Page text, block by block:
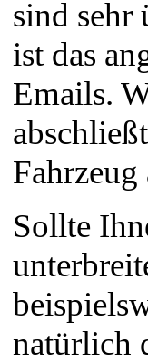
sind sehr
ist das
Emails.
Fahrzeug
Sollte
natürlich